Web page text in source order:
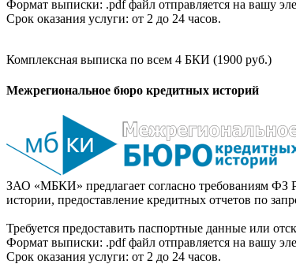
Формат выписки: .pdf файл отправляется на вашу
Срок оказания услуги: от 2 до 24 часов.
Комплексная выписка по всем 4 БКИ (1900 руб.)
Межрегиональное бюро кредитных историй
ЗАО «МБКИ» предлагает согласно требованиям
истории, предоставление кредитных отчетов по
Требуется предоставить паспортные данные или
Формат выписки: .pdf файл отправляется на вашу
Срок оказания услуги: от 2 до 24 часов.